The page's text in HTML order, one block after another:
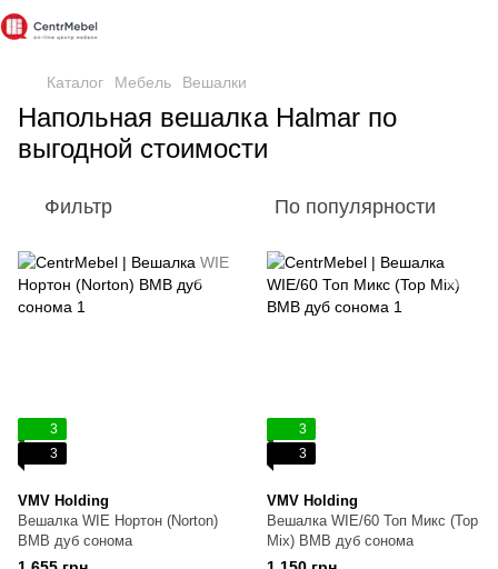
Каталог Мебель Вешалки
Напольная вешалка Halmar по
выгодной стоимости
Фильтр По популярности
3
3
VMV Holding
Вешалка WIE Нортон (Norton)
ВМВ дуб сонома
3
3
VMV Holding
Вешалка WIE/60 Топ Микс (Top
Mix) ВМВ дуб сонома